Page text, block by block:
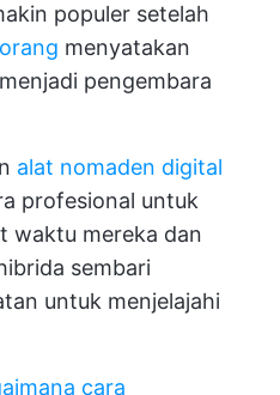
populer setelah
menyatakan
pengembara
alat nomaden digital
profesional untuk
waktu mereka dan
sembari
untuk menjelajahi
cara